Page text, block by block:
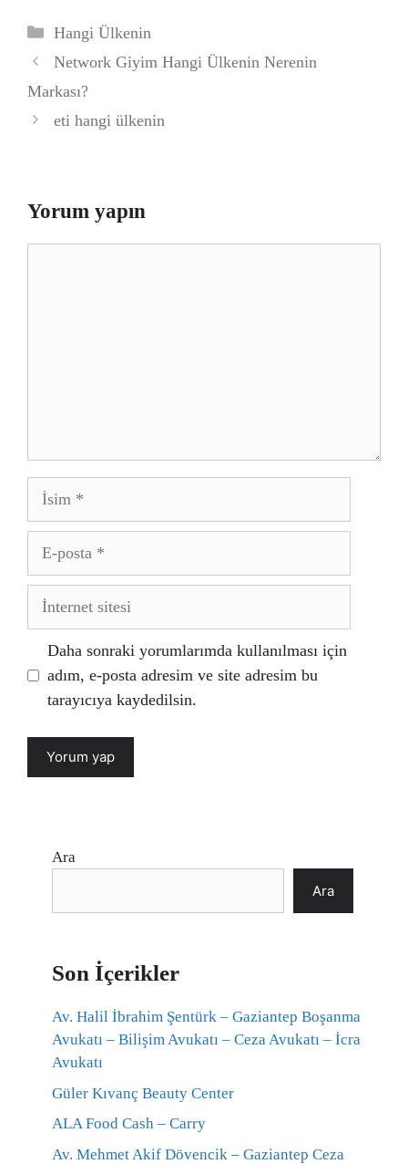
Kategoriler
Hangi Ülkenin
Network Giyim Hangi Ülkenin Nerenin
Markası?
eti hangi ülkenin
Yorum yapın
İsim
posta
İnternet
Daha sonraki yorumlarımda kullanılması için
adım, e-posta adresim ve site adresim bu
tarayıcıya kaydedilsin.
Ara
Ara
Son İçerikler
Av. Halil İbrahim Şentürk – Gaziantep Boşanma
Avukatı – Bilişim Avukatı – Ceza Avukatı – İcra
Avukatı
Güler Kıvanç Beauty Center
ALA Food Cash – Carry
Av. Mehmet Akif Dövencik – Gaziantep Ceza